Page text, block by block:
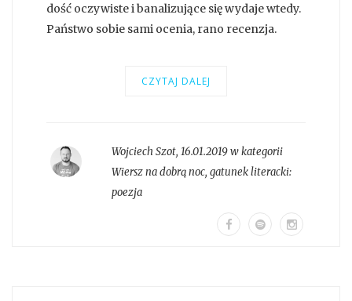
dość oczywiste i banalizujące się wydaje wtedy.
Państwo sobie sami ocenia, rano recenzja.
CZYTAJ DALEJ
Wojciech Szot, 16.01.2019 w kategorii
Wiersz na dobrą noc, gatunek literacki:
poezja